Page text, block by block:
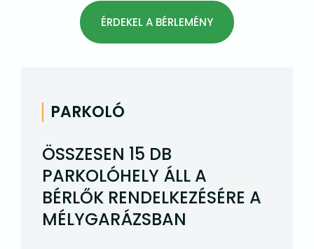
ÉRDEKEL A BÉRLEMÉNY
PARKOLÓ
ÖSSZESEN 15 DB
PARKOLÓHELY ÁLL A
BÉRLŐK RENDELKEZÉSÉRE A
MÉLYGARÁZSBAN